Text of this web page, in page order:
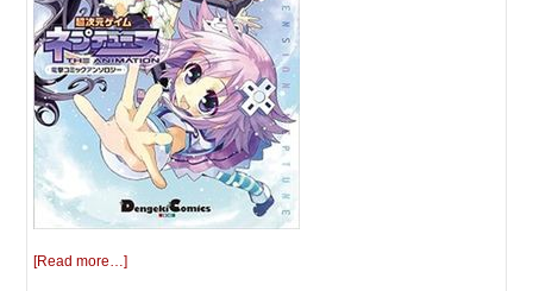
[Read more…]